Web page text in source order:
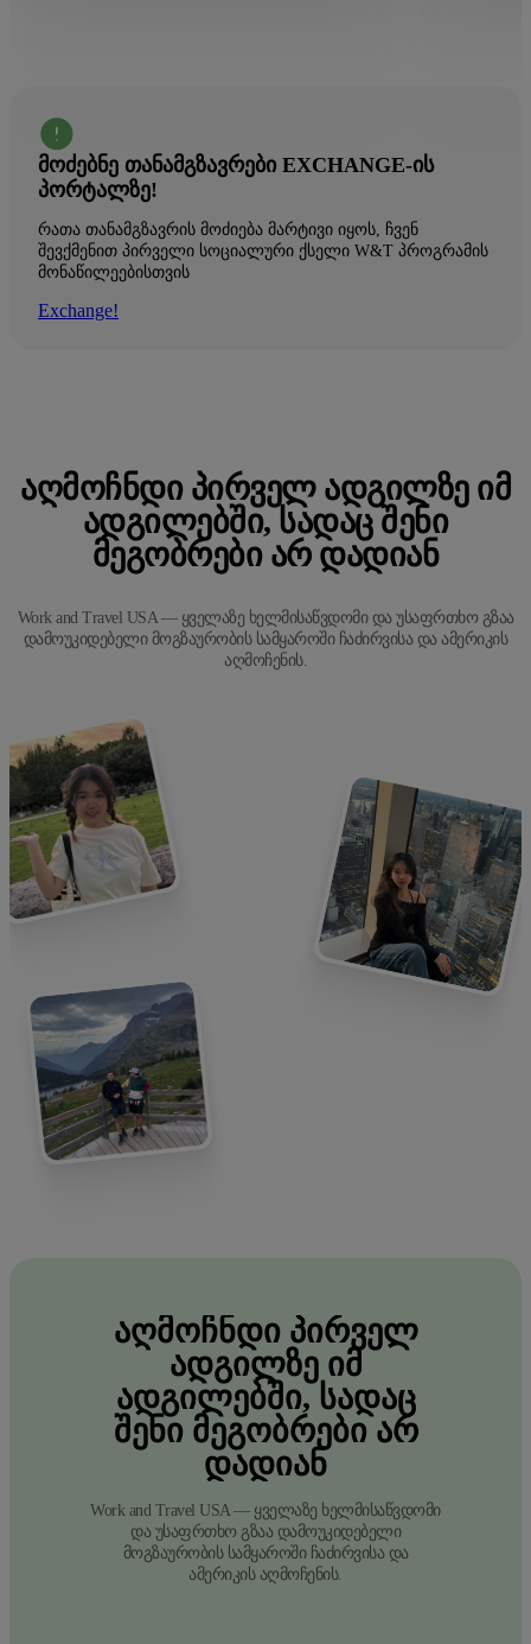
ᲛᲝᲫᲔᲑᲜᲔ ᲗᲐᲜᲐᲛᲒᲖᲐᲕᲠᲔᲑᲘ EXCHANGE-ᲘᲡ
ᲞᲝᲠᲢᲐᲚᲖᲔ!
რათა თანამგზავრის მოძიება მარტივი იყოს, ჩვენ
შევქმენით პირველი სოციალური ქსელი W&T პროგრამის
მონაწილეებისთვის
Exchange!
ᲐᲦᲛᲝᲩᲜᲓᲘ ᲞᲘᲠᲕᲔᲚ ᲐᲓᲒᲘᲚᲖᲔ ᲘᲛ
ᲐᲓᲒᲘᲚᲔᲑᲨᲘ, ᲡᲐᲓᲐᲪ ᲨᲔᲜᲘ
ᲛᲔᲒᲝᲑᲠᲔᲑᲘ ᲐᲠ ᲓᲐᲓᲘᲐᲜ
Work and Travel USA — ყველაზე ხელმისაწვდომი და უსაფრთხო გზაა
დამოუკიდებელი მოგზაურობის სამყაროში ჩაძირვისა და ამერიკის
აღმოჩენის.
ᲐᲦᲛᲝᲩᲜᲓᲘ ᲞᲘᲠᲕᲔᲚ
ᲐᲓᲒᲘᲚᲖᲔ ᲘᲛ
ᲐᲓᲒᲘᲚᲔᲑᲨᲘ, ᲡᲐᲓᲐᲪ
ᲨᲔᲜᲘ ᲛᲔᲒᲝᲑᲠᲔᲑᲘ ᲐᲠ
ᲓᲐᲓᲘᲐᲜ
Work and Travel USA — ყველაზე ხელმისაწვდომი
და უსაფრთხო გზაა დამოუკიდებელი
მოგზაურობის სამყაროში ჩაძირვისა და
ამერიკის აღმოჩენის.